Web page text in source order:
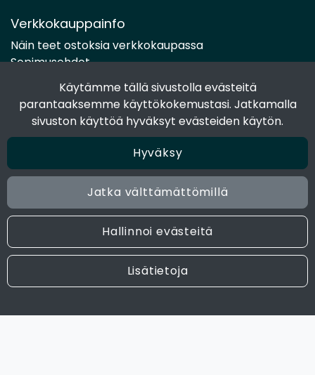
Käytämme tällä sivustolla evästeitä
parantaaksemme käyttökokemustasi. Jatkamalla
sivuston käyttöä hyväksyt evästeiden käytön.
Hyväksy
Jatka välttämättömillä
Hallinnoi evästeitä
Lisätietoja
Verkkokauppainfo
Näin teet ostoksia verkkokaupassa
Sopimusehdot
Toimitustavat
Maksutavat
Tietosuojaseloste
Seuraa sosiaalisessa mediassa
Facebook
Instagram
© 2024 Joen Tukkutiimi. All rights reserved. Site by